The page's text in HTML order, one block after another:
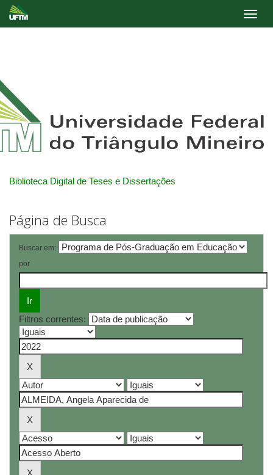
Biblioteca Digital de Teses e Dissertações
Página de Busca
Buscar em:
por
Filtros correntes: